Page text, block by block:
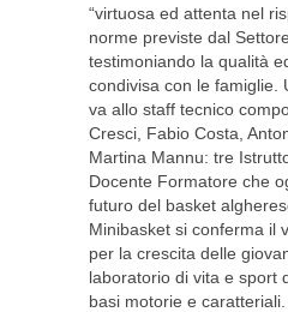
“virtuosa ed attenta nel
norme previste dal
testimoniando la qualità
condivisa con le famiglie.
va allo staff tecnico
Cresci, Fabio Costa,
Martina Mannu: tre
Docente Formatore che
futuro del basket
Minibasket si conferma il
per la crescita delle
laboratorio di vita e sport
basi motorie e